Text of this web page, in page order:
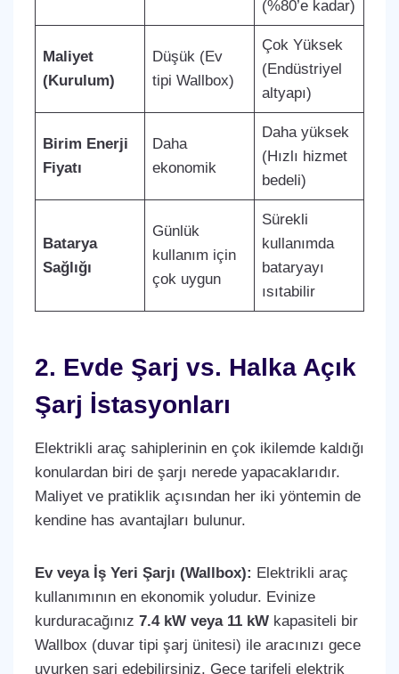
(%80’e kadar)
Maliyet
(Kurulum)
Düşük (Ev
tipi Wallbox)
Çok Yüksek
(Endüstriyel
altyapı)
Birim Enerji
Fiyatı
Daha
ekonomik
Daha yüksek
(Hızlı hizmet
bedeli)
Batarya
Sağlığı
Günlük
kullanım için
çok uygun
Sürekli
kullanımda
bataryayı
ısıtabilir
2. Evde Şarj vs. Halka Açık
Şarj İstasyonları
Elektrikli araç sahiplerinin en çok ikilemde kaldığı
konulardan biri de şarjı nerede yapacaklarıdır.
Maliyet ve pratiklik açısından her iki yöntemin de
kendine has avantajları bulunur.
Ev veya İş Yeri Şarjı (Wallbox): Elektrikli araç
kullanımının en ekonomik yoludur. Evinize
kurduracağınız 7.4 kW veya 11 kWkapasiteli bir
Wallbox (duvar tipi şarj ünitesi) ile aracınızı gece
uyurken şarj edebilirsiniz. Gece tarifeli elektrik